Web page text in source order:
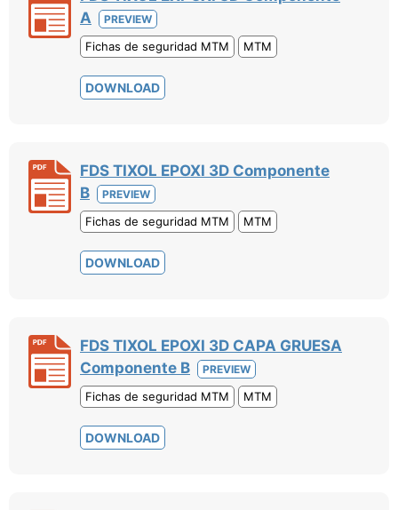
A
PREVIEW
Fichas de seguridad MTM MTM
DOWNLOAD
FDS TIXOL EPOXI 3D Componente
B
PREVIEW
Fichas de seguridad MTM MTM
DOWNLOAD
FDS TIXOL EPOXI 3D CAPA GRUESA
Componente B
PREVIEW
Fichas de seguridad MTM MTM
DOWNLOAD